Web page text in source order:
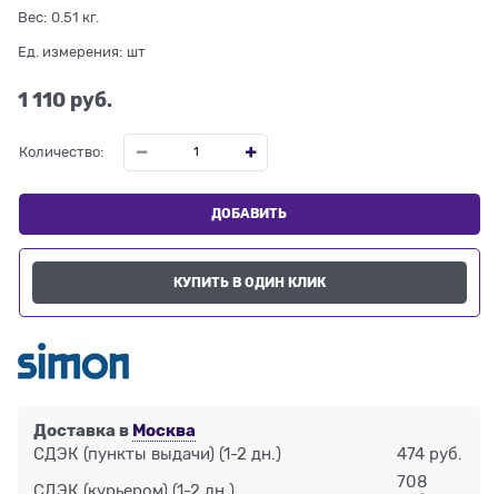
Вес: 0.51 кг.
Ед. измерения: шт
1 110 руб.
Количество:
ДОБАВИТЬ
КУПИТЬ В ОДИН КЛИК
Доставка в Москва
СДЭК (пункты выдачи) (1-2 дн.) 474 руб.
708